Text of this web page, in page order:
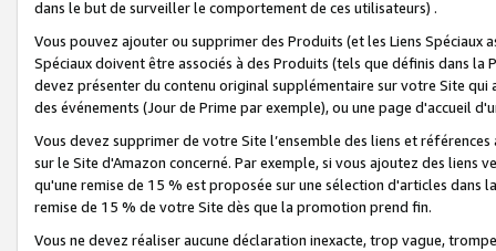
dans le but de surveiller le comportement de ces utilisateurs) .
Vous pouvez ajouter ou supprimer des Produits (et les Liens
Spéciaux doivent être associés à des Produits (tels que définis dans
devez présenter du contenu original supplémentaire sur votre Site qui
des événements (Jour de Prime par exemple), ou une page d'accueil
Vous devez supprimer de votre Site l’ensemble des liens et
sur le Site d'Amazon concerné. Par exemple, si vous ajoutez des
qu'une remise de 15 % est proposée sur une sélection d'articles
remise de 15 % de votre Site dès que la promotion prend fin.
Vous ne devez réaliser aucune déclaration inexacte, trop vague,